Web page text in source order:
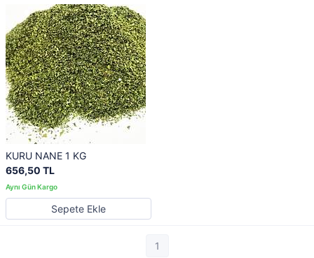
KURU NANE 1 KG
656,50 TL
Sepete Ekle
1